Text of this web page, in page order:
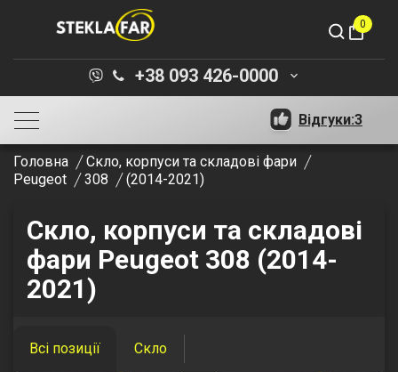
shopping_bag
0
+38 093 426-0000 keyboard_arrow_down
Відгуки:3
Головна
Скло, корпуси та складові фари
Peugeot
308 (2014-2021)
Скло, корпуси та складові
фари Peugeot 308 (2014-
2021)
Всі позиції Скло